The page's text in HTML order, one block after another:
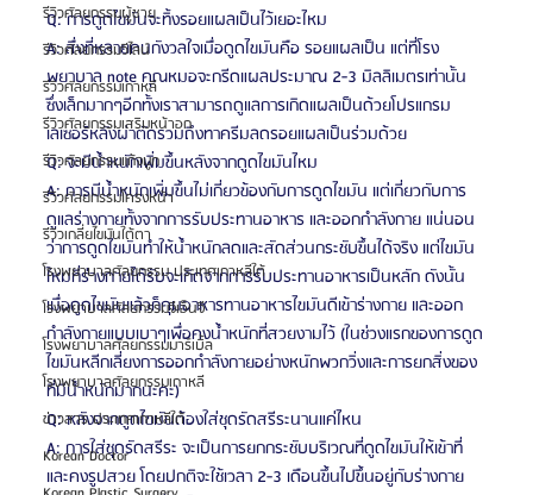
รีวิวศัลยกรรมผู้ชาย
รีวิวศัลยกรรมวีไลน์
รีวิวศัลยกรรมเกาหลี
รีวิวศัลยกรรมเสริมหน้าอก
รีวิวศัลยกรรมแก้จมูก
รีวิวศัลยกรรมโครงหน้า
รีวิวเกลี่ยไขมันใต้ตา
โรงพยาบาลศัลยกรรม ประเทศเกาหลีใต้
โรงพยาบาลศัลยกรรมจีเอ็นจี
โรงพยาบาลศัลยกรรมมาร์เบิ้ล
โรงพยาบาลศัลยกรรมเกาหลี
ข่าวสาร ประเทศเกาหลีใต้
Korean Doctor
Q: การดูดไขมันจะทิ้งรอยแผลเป็นไว้เยอะไหม
A: สื่งที่หลายคนกังวลใจเมื่อดูดไขมันคือ รอยแผลเป็น แต่ที่โรง
พยาบาล note คุณหมอจะกรีดแผลประมาณ 2-3 มิลลิเมตรเท่านั้น
ซึ่งเล็กมากๆอีกทั้งเราสามารถดูแลการเกิดแผลเป็นด้วยโปรแกรม
เลเซอร์หลังผ่าตัดรวมถึงทาครีมลดรอยแผลเป็นร่วมด้วย
Q: จะมีน้ำหนักเพิ่มขึ้นหลังจากดูดไขมันไหม
A: การมีน้ำหนักเพิ่มขึ้นไม่เกี่ยวข้องกับการดูดไขมัน แต่เกี่ยวกับการ
ดูแลร่างกายทั้งจากการรับประทานอาหาร และออกกำลังกาย แน่นอน
ว่าการดูดไขมันทำให้น้ำหนักลดและสัดส่วนกระชับขึ้นได้จริง แต่ไขมัน
ใหม่ที่ร่างกายได้รับจะเกิดจากการรับประทานอาหารเป็นหลัก ดังนั้น
เมื่อดูดไขมันแล้วก็คุมอาหารทานอาหารไขมันดีเข้าร่างกาย และออก
กำลังกายแบบเบาๆเพื่อคงน้ำหนักที่สวยงามไว้ (ในช่วงแรกของการดูด
ไขมันหลีกเลี่ยงการออกกำลังกายอย่างหนักพวกวิ่งและการยกสิ่งของ
ที่มีน้ำหนักมากนะคะ)
Q: หลังจากดูดไขมันต้องใส่ชุดรัดสรีระนานแค่ไหน
A: การใส่ชุดรัดสรีระ จะเป็นการยกกระชับบริเวณที่ดูดไขมันให้เข้าที่
และคงรูปสวย โดยปกติจะใช้เวลา 2-3 เดือนขึ้นไปขึ้นอยู่กับร่างกาย